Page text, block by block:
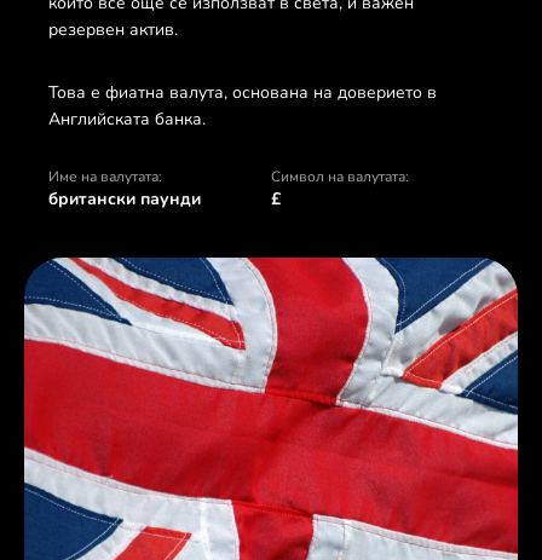
резервен актив.
Това е фиатна валута, основана на доверието в
Английската банка.
Име на валутата:
британски паунди
Символ на валутата:
£